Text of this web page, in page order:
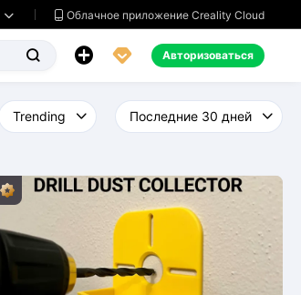
  Облачное приложение Creality Cloud
   Авторизоваться